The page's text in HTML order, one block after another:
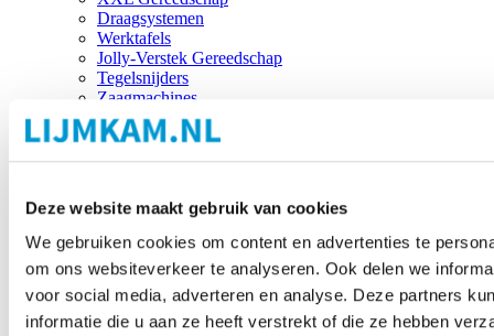
Deze website maakt gebruik van cookies
We gebruiken cookies om content en advertenties te
om ons websiteverkeer te analyseren. Ook delen we
voor social media, adverteren en analyse. Deze partners
informatie die u aan ze heeft verstrekt of die ze hebben
Draagsystemen
Werktafels
Jolly-Verstek Gereedschap
Tegelsnijders
Zaagmachines
Merken